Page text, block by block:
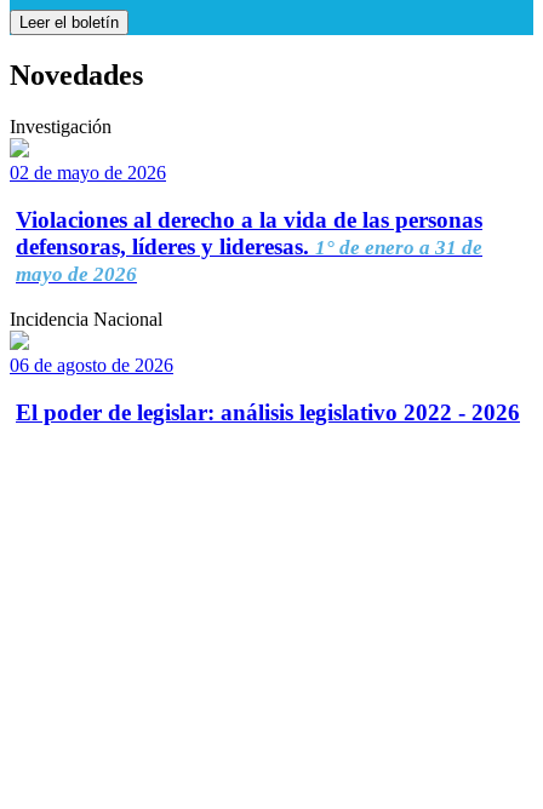
Leer el boletín
Novedades
Investigación
02 de mayo de 2026
Violaciones al derecho a la vida de las personas
defensoras, líderes y lideresas. 1° de enero a 31 de
mayo de 2026
Incidencia Nacional
06 de agosto de 2026
El poder de legislar: análisis legislativo 2022 - 2026